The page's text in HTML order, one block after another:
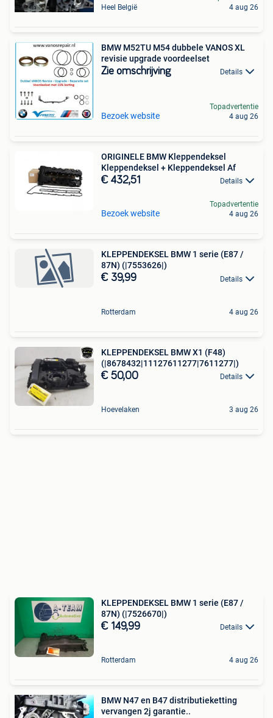
Heel België
4 aug 26
BMW M52TU M54 dubbele VANOS XL
revisie upgrade voordeelset
Zie omschrijving Details
Bezoek website
Topadvertentie
4 aug 26
ORIGINELE BMW Kleppendeksel
Kleppendeksel + Kleppendeksel Af
€ 432,51 Details
Bezoek website
Topadvertentie
4 aug 26
KLEPPENDEKSEL BMW 1 serie (E87 /
87N) (|7553626|)
€ 39,99 Details
Rotterdam 4 aug 26
KLEPPENDEKSEL BMW X1 (F48)
(|8678432|11127611277|7611277|)
€ 50,00 Details
Hoevelaken 3 aug 26
KLEPPENDEKSEL BMW 1 serie (E87 /
87N) (|7526670|)
€ 149,99 Details
Rotterdam 4 aug 26
BMW N47 en B47 distributieketting
vervangen 2j garantie..